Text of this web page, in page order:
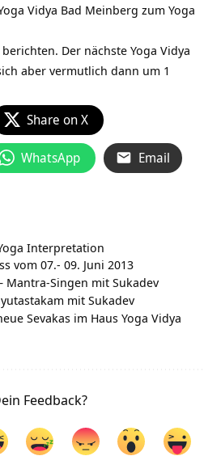
Vidya Bad Meinberg zum Yoga
Der nächste Yoga Vidya
aber vermutlich dann um 1
Share on X
WhatsApp Email
Interpretation
vom 07.- 09. Juni 2013
Mantra-Singen mit Sukadev
mit Sukadev
Sevakas im Haus Yoga Vidya
Feedback?